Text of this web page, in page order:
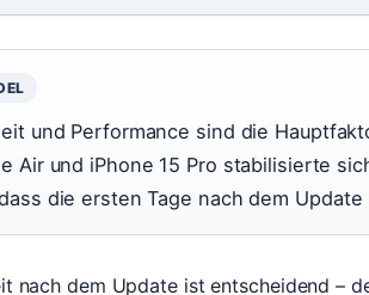
und Performance sind die
Air und iPhone 15 Pro stabilisierte
die ersten Tage nach dem
nach dem Update ist entscheidend –